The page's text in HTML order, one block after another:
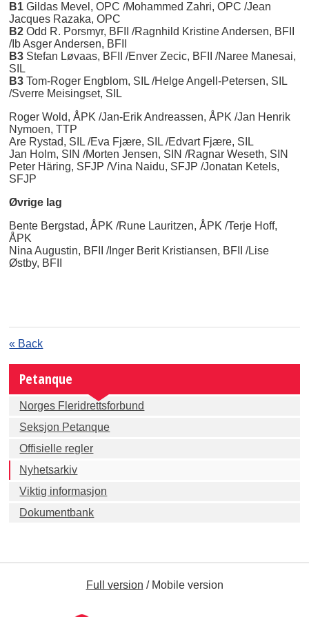
B1 Gildas Mevel, OPC /Mohammed Zahri, OPC /Jean
Jacques Razaka, OPC
B2 Odd R. Porsmyr, BFII /Ragnhild Kristine Andersen, BFII
/Ib Asger Andersen, BFII
B3 Stefan Løvaas, BFII /Enver Zecic, BFII /Naree Manesai,
SIL
B3 Tom-Roger Engblom, SIL /Helge Angell-Petersen, SIL
/Sverre Meisingset, SIL
Roger Wold, ÅPK /Jan-Erik Andreassen, ÅPK /Jan Henrik
Nymoen, TTP
Are Rystad, SIL /Eva Fjære, SIL /Edvart Fjære, SIL
Jan Holm, SIN /Morten Jensen, SIN /Ragnar Weseth, SIN
Peter Häring, SFJP /Vina Naidu, SFJP /Jonatan Ketels,
SFJP
Øvrige lag
Bente Bergstad, ÅPK /Rune Lauritzen, ÅPK /Terje Hoff,
ÅPK
Nina Augustin, BFII /Inger Berit Kristiansen, BFII /Lise
Østby, BFII
« Back
Petanque
Norges Fleridrettsforbund
Seksjon Petanque
Offisielle regler
Nyhetsarkiv
Viktig informasjon
Dokumentbank
Full version /Mobile version